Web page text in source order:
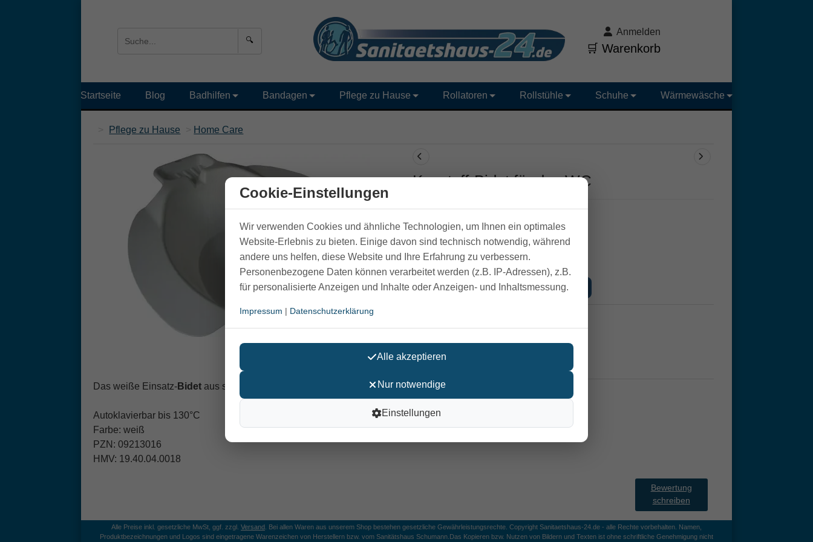
🔍
Anmelden
🛒 Warenkorb
Startseite Blog Badhilfen Bandagen Pflege zu Hause Rollatoren Rollstühle Schuhe Wärmewäsche
Pflege zu Hause Home Care
Kunstoff-Bidet für das WC
inkl. MwSt / Versand
: 6,90 €
EAN: 2100000018734
In den Warenkorb
Rezept einreichen
Das weiße Einsatz-Bidet aus schlagfestem Kunststoff ist passend für alle Standard-Toilettenbecken.
Autoklavierbar bis 130°C
Farbe: weiß
PZN: 09213016
HMV: 19.40.04.0018
Bewertung
schreiben
Alle Preise inkl. gesetzliche MwSt, ggf. zzgl. Versand. Bei allen Waren aus unserem Shop bestehen gesetzliche Gewährleistungsrechte. Copyright Sanitaetshaus-24.de - alle Rechte vorbehalten. Namen,
Produktbezeichnungen und Logos sind eingetragene Warenzeichen von Herstellern bzw. vom Sanitätshaus Schumann. Das Kopieren bzw. Nutzen von Bildern und Texten ist ohne schriftliche Genehmigung nicht
Cookie-Einstellungen
Wir verwenden Cookies und ähnliche Technologien, um Ihnen ein optimales
Website-Erlebnis zu bieten. Einige davon sind technisch notwendig, während
andere uns helfen, diese Website und Ihre Erfahrung zu verbessern.
Personenbezogene Daten können verarbeitet werden (z.B. IP-Adressen), z.B.
für personalisierte Anzeigen und Inhalte oder Anzeigen- und Inhaltsmessung.
Impressum | Datenschutzerklärung
Alle akzeptieren
Nur notwendige
Einstellungen